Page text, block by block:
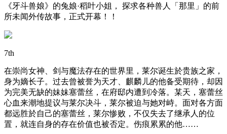
《牙斗兽娘》的兔娘·稻叶小姐， 探求各种兽人「那里」的前
所未闻外传故事，正式开幕！！
7th
在崇尚女神、剑与魔法存在的世界里，莱尔诞生於贵族之家，
身为嫡长子。过去曾被誉为天才、麒麟儿的他备受期待，却因
为完美无缺的妹妹塞蕾丝，在府邸内遭到冷落。某天，塞蕾丝
心血来潮地提议与莱尔决斗，莱尔被迫与她对峙。面对各方面
都远胜於自己的塞蕾丝，莱尔惨败，不仅失去了继承人的位
置，就连自身的存在价值也被否定。伤痕累累的他……